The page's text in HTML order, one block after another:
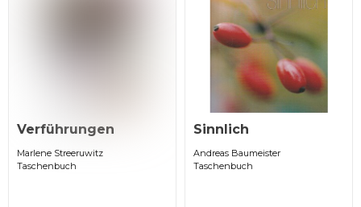
Verführungen
Marlene Streeruwitz
Taschenbuch
Sinnlich
Andreas Baumeister
Taschenbuch